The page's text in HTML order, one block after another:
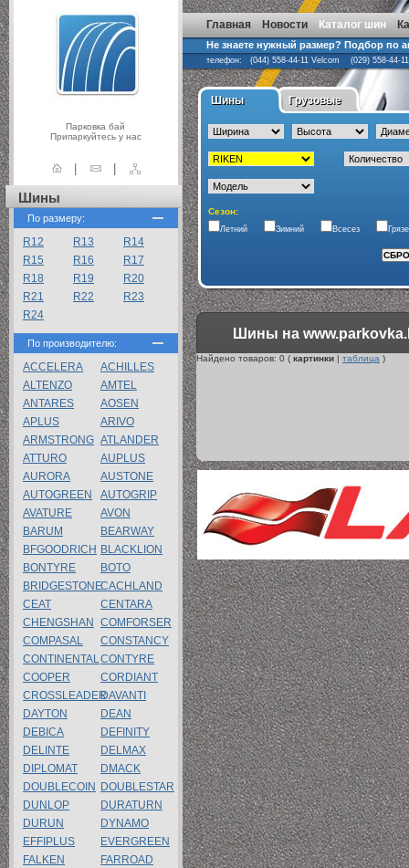
Парковка бай
Припаркуйтесь у нас
| |
Главная Новости Каталог шин
Не знаете нужный размер? Подбор по
телефон: (044) 558-44-11 Velcom (029) 558-44-
Шины Грузовые
Сезон:
Летний Зимний Всесез
Шины на
Найдено товаров: 0 ( картинки | таблица )
Шины
По размеру:
R12 R13
R14
R15
R16
R17
R18
R19
R20
R21
R22
R23
R24
По производителю:
ACCELERA
ACHILLES
ALTENZO
AMTEL
ANTARES
AOSEN
APLUS
ARIVO
ARMSTRONG ATLANDER
ATTURO
AUPLUS
AURORA
AUSTONE
AUTOGREEN
AUTOGRIP
AVATURE
AVON
BARUM
BEARWAY
BFGOODRICH BLACKLION
BONTYRE
BOTO
BRIDGESTONECACHLAND
CEAT
CENTARA
CHENGSHAN
COMFORSER
COMPASAL
CONSTANCY
CONTINENTALCONTYRE
COOPER
CORDIANT
CROSSLEADERDAVANTI
DAYTON
DEAN
DEBICA
DEFINITY
DELINTE
DELMAX
DIPLOMAT
DMACK
DOUBLECOIN
DOUBLESTAR
DUNLOP
DURATURN
DURUN
DYNAMO
EFFIPLUS
EVERGREEN
FALKEN
FARROAD